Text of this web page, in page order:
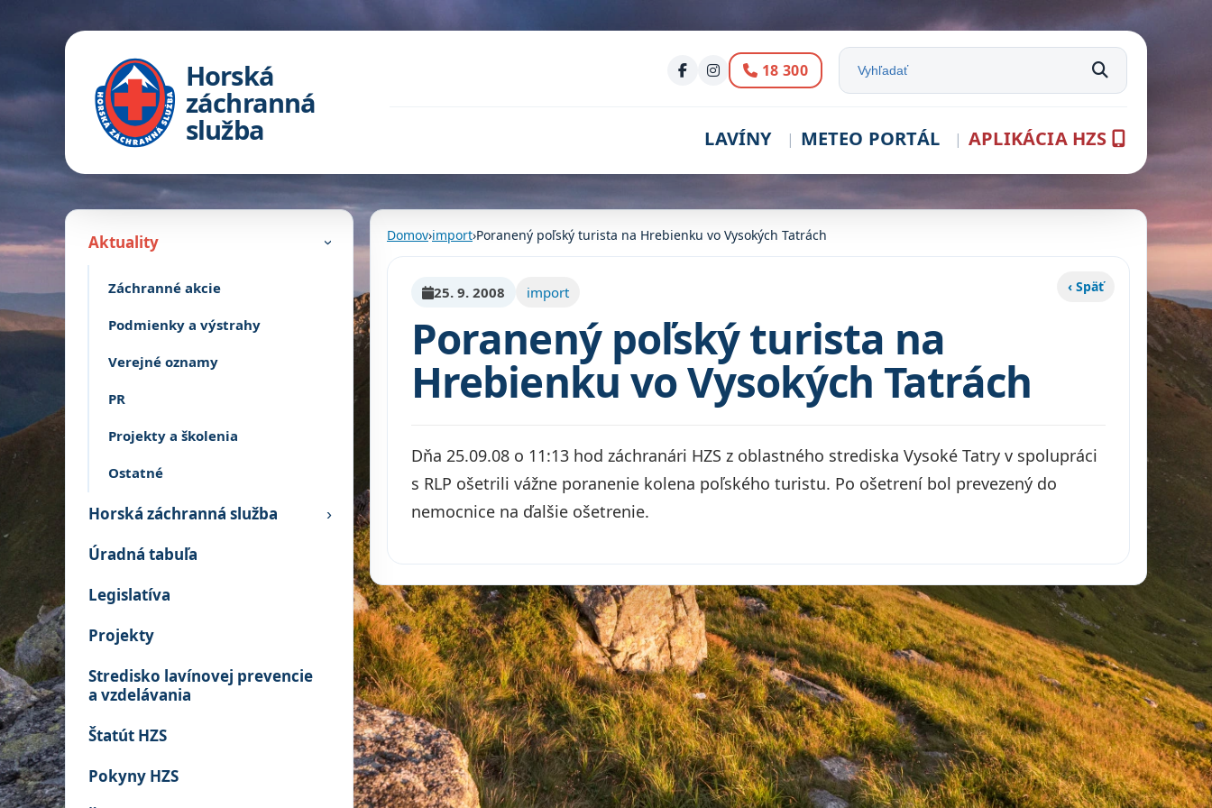
Horská
záchranná
služba
Volanie:
18 300 Vyhľadať na stránke
LAVÍNY METEO PORTÁL APLIKÁCIA HZS
Aktuality ›
Záchranné akcie
Podmienky a výstrahy
Verejné oznamy
PR
Projekty a školenia
Ostatné
Horská záchranná služba ›
Úradná tabuľa
Legislatíva
Projekty
Stredisko lavínovej prevencie
a vzdelávania
Štatút HZS
Pokyny HZS
Domov›import›Poranený poľský turista na Hrebienku vo Vysokých Tatrách
‹ Späť
25. 9. 2008 import
Poranený poľský turista na
Hrebienku vo Vysokých Tatrách
Dňa 25.09.08 o 11:13 hod záchranári HZS z oblastného strediska Vysoké Tatry v spolupráci
s RLP ošetrili vážne poranenie kolena poľského turistu. Po ošetrení bol prevezený do
nemocnice na ďalšie ošetrenie.